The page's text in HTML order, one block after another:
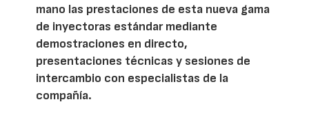
mano las prestaciones de esta nueva gama
de inyectoras estándar mediante
demostraciones en directo,
presentaciones técnicas y sesiones de
intercambio con especialistas de la
compañía.